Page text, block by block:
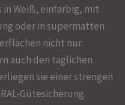
in Weiß, einfarbig, mit
oder in supermatten
nicht nur
auch den täglichen
sie einer strengen
Gütesicherung.